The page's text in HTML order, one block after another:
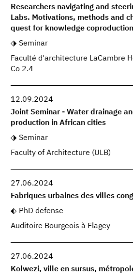
Researchers navigating and
Labs. Motivations, methods and
quest for knowledge
Seminar
Faculté d'architecture LaCambre
Co 2.4
12.09.2024
Joint Seminar - Water drainage
production in African cities
Seminar
Faculty of Architecture (ULB)
27.06.2024
Fabriques urbaines des villes
PhD defense
Auditoire Bourgeois à Flagey
27.06.2024
Kolwezi, ville en sursus,